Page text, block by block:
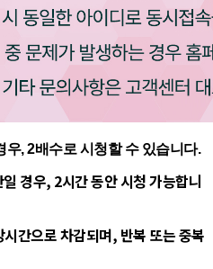
, 2배수로 시청할 수 있습니다.
경우, 2시간 동안 시청 가능합니
간으로 차감되며, 반복 또는 중복